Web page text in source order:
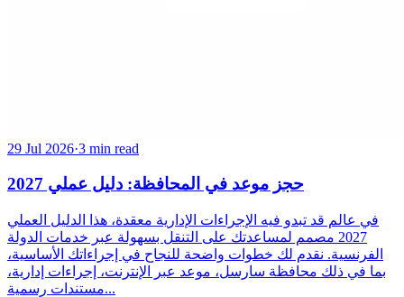
29 Jul 2026·3 min read
حجز موعد في المحافظة: دليل عملي 2027
في عالم قد تبدو فيه الإجراءات الإدارية معقدة، هذا الدليل العملي
2027 مصمم لمساعدتك على التنقل بسهولة عبر خدمات الدولة
الفرنسية. نقدم لك خطوات واضحة للنجاح في إجراءاتك الأساسية،
بما في ذلك محافظة سارسل، موعد عبر الإنترنت، إجراءات إدارية،
مستندات رسمية...